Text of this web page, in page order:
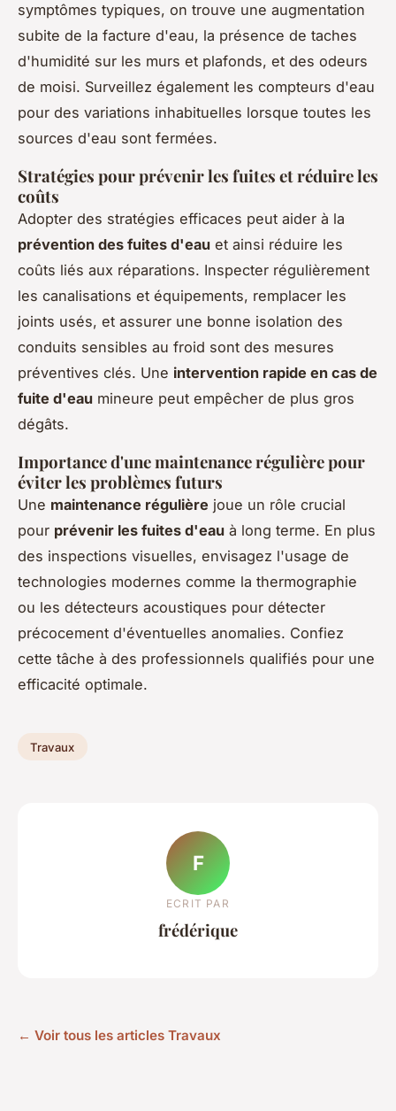
symptômes typiques, on trouve une augmentation
subite de la facture d'eau, la présence de taches
d'humidité sur les murs et plafonds, et des odeurs
de moisi. Surveillez également les compteurs d'eau
pour des variations inhabituelles lorsque toutes les
sources d'eau sont fermées.
Stratégies pour prévenir les fuites et réduire les
coûts
Adopter des stratégies efficaces peut aider à la
prévention des fuites d'eau et ainsi réduire les
coûts liés aux réparations. Inspecter régulièrement
les canalisations et équipements, remplacer les
joints usés, et assurer une bonne isolation des
conduits sensibles au froid sont des mesures
préventives clés. Une intervention rapide en cas de
fuite d'eau mineure peut empêcher de plus gros
dégâts.
Importance d'une maintenance régulière pour
éviter les problèmes futurs
Une maintenance régulière joue un rôle crucial
pour prévenir les fuites d'eau à long terme. En plus
des inspections visuelles, envisagez l'usage de
technologies modernes comme la thermographie
ou les détecteurs acoustiques pour détecter
précocement d'éventuelles anomalies. Confiez
cette tâche à des professionnels qualifiés pour une
efficacité optimale.
Travaux
F
ECRIT PAR
frédérique
← Voir tous les articles Travaux